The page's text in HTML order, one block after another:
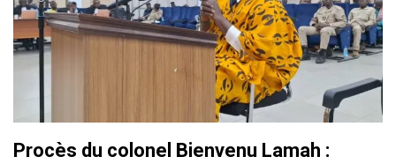
Procès du colonel Bienvenu Lamah :